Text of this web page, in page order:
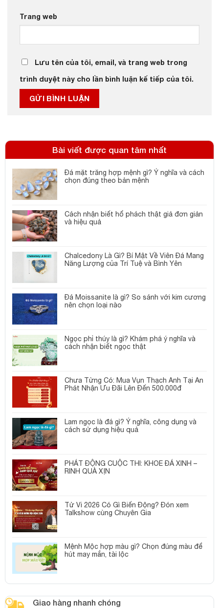
Bài viết được quan tâm nhất
Đá mặt trăng hợp mệnh gì? Ý nghĩa và cách
chọn đúng theo bản mệnh
Cách nhận biết hổ phách thật giả đơn giản
và hiệu quả
Chalcedony Là Gì? Bí Mật Về Viên Đá Mang
Năng Lượng của Trí Tuệ và Bình Yên
Đá Moissanite là gì? So sánh với kim cương
nên chọn loại nào
Ngọc phỉ thúy là gì? Khám phá ý nghĩa và
cách nhận biết ngọc thật
Chưa Từng Có: Mua Vụn Thạch Anh Tại An
Phát Nhận Ưu Đãi Lên Đến 500.000đ
Lam ngọc là đá gì? Ý nghĩa, công dụng và
cách sử dụng hiệu quả
PHÁT ĐỘNG CUỘC THI: KHOE ĐÁ XINH –
RINH QUÀ XỊN
Tử Vi 2026 Có Gì Biến Động? Đón xem
Talkshow cùng Chuyên Gia
Mệnh Mộc hợp màu gì? Chọn đúng màu để
hút may mắn, tài lộc
Giao hàng nhanh chóng
Trang web
Lưu tên của tôi, email, và trang web trong
trình duyệt này cho lần bình luận kế tiếp của tôi.